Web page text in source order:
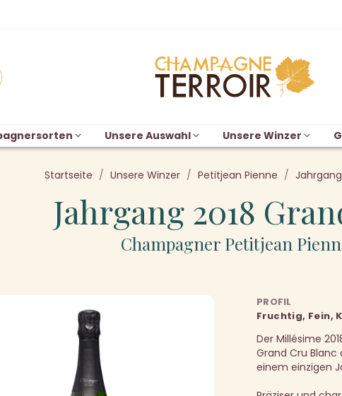
Unsere Auswahl Unsere Winzer
Startseite Unsere Winzer Petitjean Pienne
Jahrgang 2018
Champagner Petitjean
PROFIL
Fruchtig, Fein,
Der Millésime
Grand Cru Blanc
einem einzigen